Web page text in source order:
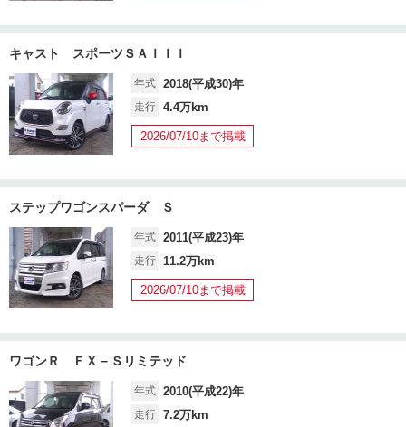
キャスト スポーツＳＡＩＩＩ
年式 2018(平成30)年
走行 4.4万km
2026/07/10まで掲載
ステップワゴンスパーダ Ｓ
年式 2011(平成23)年
走行 11.2万km
2026/07/10まで掲載
ワゴンＲ ＦＸ－Ｓリミテッド
年式 2010(平成22)年
走行 7.2万km